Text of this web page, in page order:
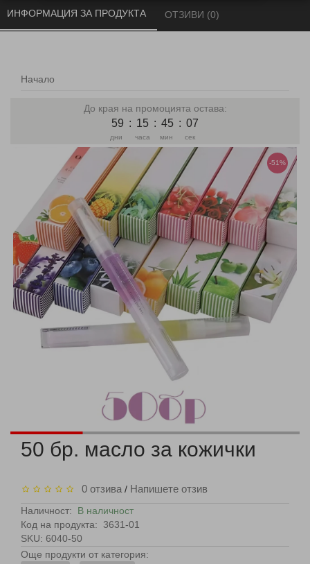
Начало
ИНФОРМАЦИЯ ЗА ПРОДУКТА ОТЗИВИ (0)
До края на промоцията остава:
59
дни
: 15
часа
: 45
мин
: 07
сек
-51%
50 бр. масло за кожички
0 отзива / Напишете отзив
Наличност: В наличност
Код на продукта:
3631-01
SKU: 6040-50
Още продукти от категория: